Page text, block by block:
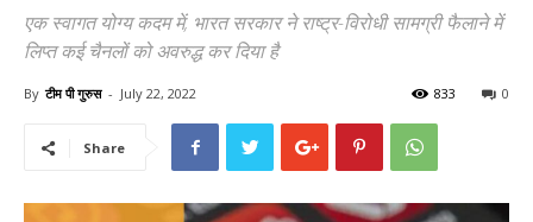
एक स्वागत योग्य कदम में, भारत सरकार ने राष्ट्र-विरोधी सामग्री फैलाने में
लिप्त कई चैनलों को अवरुद्ध कर दिया है
By टीम पी गुरुस - July 22, 2022 0
833
Share